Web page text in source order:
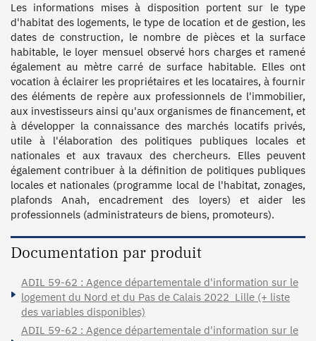
Les informations mises à disposition portent sur le type
d'habitat des logements, le type de location et de gestion, les
dates de construction, le nombre de pièces et la surface
habitable, le loyer mensuel observé hors charges et ramené
également au mètre carré de surface habitable. Elles ont
vocation à éclairer les propriétaires et les locataires, à fournir
des éléments de repère aux professionnels de l'immobilier,
aux investisseurs ainsi qu'aux organismes de financement, et
à développer la connaissance des marchés locatifs privés,
utile à l'élaboration des politiques publiques locales et
nationales et aux travaux des chercheurs. Elles peuvent
également contribuer à la définition de politiques publiques
locales et nationales (programme local de l'habitat, zonages,
plafonds Anah, encadrement des loyers) et aider les
Documentation par produit
ADIL 59-62 : Agence départementale d'information sur le
logement du Nord et du Pas de Calais 2022_Lille (+ liste
des variables disponibles)
ADIL 59-62 : Agence départementale d'information sur le